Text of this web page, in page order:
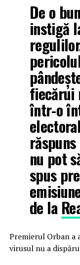
De o
instigă
fiecărui
într-o
nu pot
spus
de la
Premierul Orban a
virusul nu a